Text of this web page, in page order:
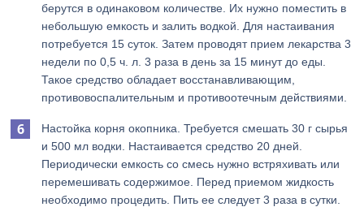
берутся в одинаковом количестве. Их нужно поместить в
небольшую емкость и залить водкой. Для настаивания
потребуется 15 суток. Затем проводят прием лекарства 3
недели по 0,5 ч. л. 3 раза в день за 15 минут до еды.
Такое средство обладает восстанавливающим,
противовоспалительным и противоотечным действиями.
Настойка корня окопника. Требуется смешать 30 г сырья
и 500 мл водки. Настаивается средство 20 дней.
Периодически емкость со смесь нужно встряхивать или
перемешивать содержимое. Перед приемом жидкость
необходимо процедить. Пить ее следует 3 раза в сутки.